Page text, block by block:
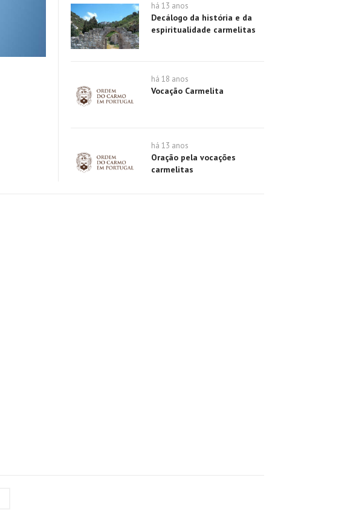
há 13 anos
Decálogo da história e da
espiritualidade carmelitas
há 18 anos
Vocação Carmelita
há 13 anos
Oração pela vocações
carmelitas